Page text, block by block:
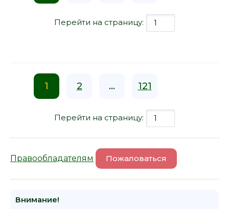
Перейти на страницу:
1 2 ... 121
Перейти на страницу:
Правообладателям Пожаловаться
Внимание!